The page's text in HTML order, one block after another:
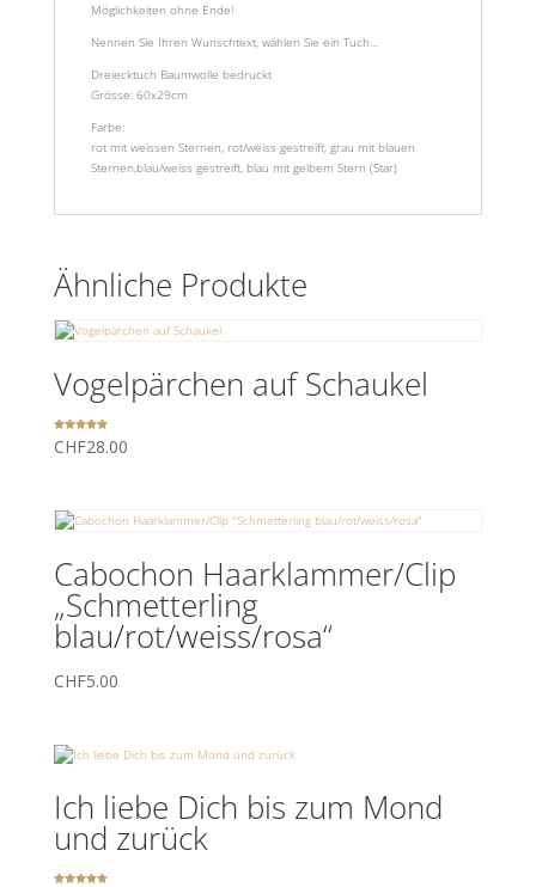
Möglichkeiten ohne Ende!
Nennen Sie Ihren Wunschtext, wählen Sie ein Tuch…
Dreiecktuch Baumwolle bedruckt
Grösse: 60x29cm
Farbe:
rot mit weissen Sternen, rot/weiss gestreift, grau mit blauen
Sternen,blau/weiss gestreift, blau mit gelbem Stern (Star)
Ähnliche Produkte
Vogelpärchen auf Schaukel
Bewertet
mit
CHF28.00
Cabochon Haarklammer/Clip
„Schmetterling
blau/rot/weiss/rosa“
CHF5.00
Ich liebe Dich bis zum Mond
und zurück